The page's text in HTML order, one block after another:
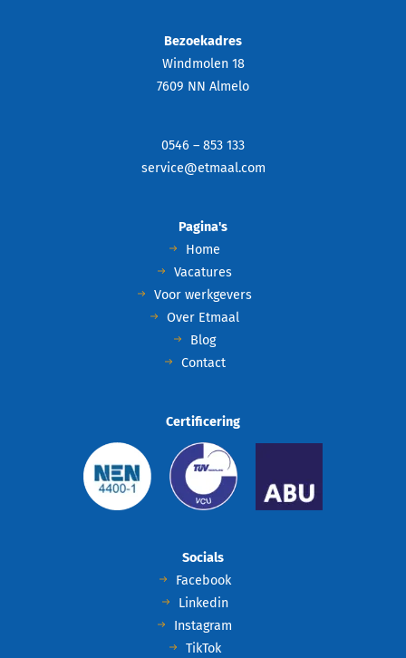
Bezoekadres
Windmolen 18
7609 NN Almelo
0546 – 853 133
service@etmaal.com
Pagina's
Home
Vacatures
Voor werkgevers
Over Etmaal
Blog
Contact
Certificering
Socials
Facebook
Linkedin
Instagram
TikTok